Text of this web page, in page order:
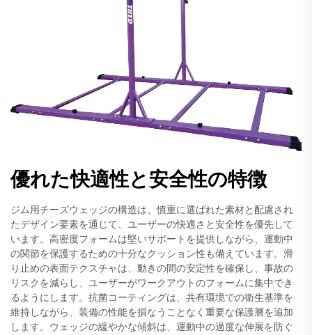
優れた快適性と安全性の特徴
ジム用チーズウェッジの構造は、慎重に選ばれた素材と配慮され
たデザイン要素を通じて、ユーザーの快適さと安全性を優先して
います。高密度フォームは堅いサポートを提供しながら、運動中
の関節を保護するための十分なクッション性も備えています。滑
り止めの表面テクスチャは、動きの間の安定性を確保し、事故の
リスクを減らし、ユーザーがワークアウトのフォームに集中でき
るようにします。抗菌コーティングは、共有環境での衛生基準を
維持しながら、装備の性能を損なうことなく重要な保護層を追加
します。ウェッジの緩やかな傾斜は、運動中の過度な伸展を防ぐ